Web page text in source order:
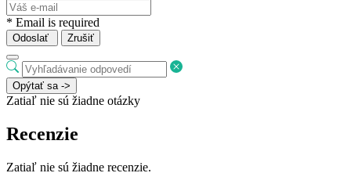
* Email is required
Odoslať Zrušiť
Opýtať sa ->
Zatiaľ nie sú žiadne otázky
Recenzie
Zatiaľ nie sú žiadne recenzie.